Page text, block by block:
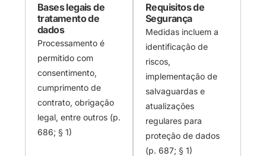
Bases legais de
tratamento de
dados
Processamento é
permitido com
consentimento,
cumprimento de
contrato, obrigação
legal, entre outros (p.
686; § 1)
Requisitos de
Segurança
Medidas incluem a
identificação de
riscos,
implementação de
salvaguardas e
atualizações
regulares para
proteção de dados
(p. 687; § 1)